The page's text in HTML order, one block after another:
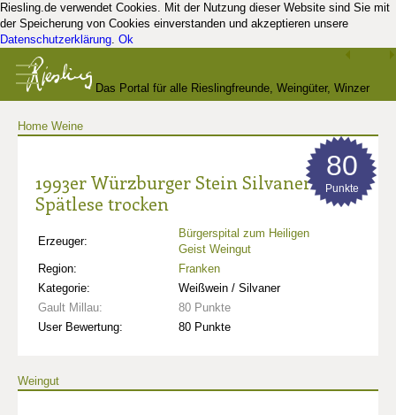
Riesling.de verwendet Cookies. Mit der Nutzung dieser Website sind Sie mit
der Speicherung von Cookies einverstanden und akzeptieren unsere
Datenschutzerklärung. Ok
Das Portal für alle Rieslingfreunde, Weingüter, Winzer
Home Weine
1993er Würzburger Stein Silvaner
Spätlese trocken
Erzeuger:
Bürgerspital zum Heiligen
Geist Weingut
Region:
Franken
Kategorie:
Weißwein / Silvaner
Gault Millau:
80 Punkte
User Bewertung:
80 Punkte
80
Punkte
Weingut